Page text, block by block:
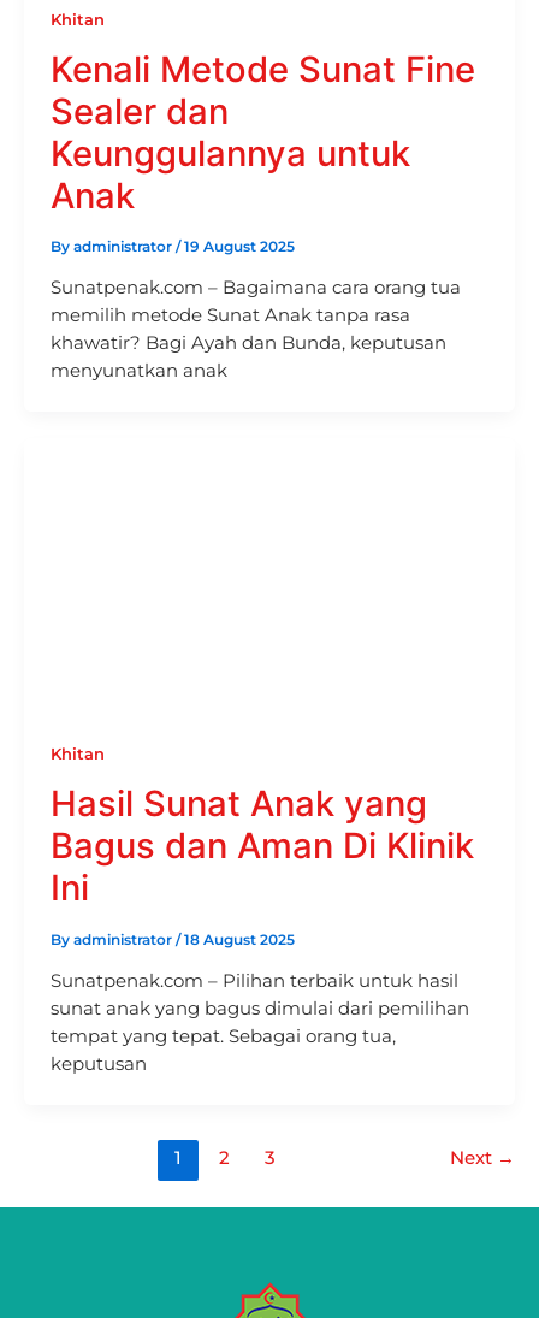
Khitan
Kenali Metode Sunat Fine
Sealer dan
Keunggulannya untuk
Anak
By administrator /19 August 2025
Sunatpenak.com – Bagaimana cara orang tua
memilih metode Sunat Anak tanpa rasa
khawatir? Bagi Ayah dan Bunda, keputusan
menyunatkan anak
Khitan
Hasil Sunat Anak yang
Bagus dan Aman Di Klinik
Ini
By administrator /18 August 2025
Sunatpenak.com – Pilihan terbaik untuk hasil
sunat anak yang bagus dimulai dari pemilihan
tempat yang tepat. Sebagai orang tua,
keputusan
1 2 3 Next →